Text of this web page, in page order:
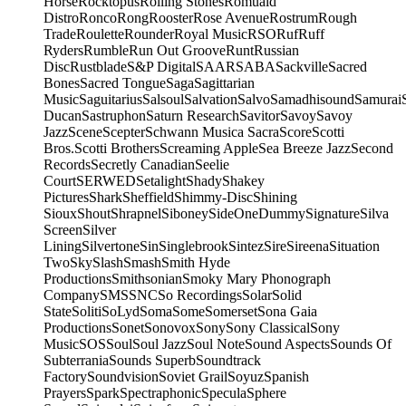
DistroRoncoRongRoosterRose AvenueRostrumRough
TradeRouletteRounderRoyal MusicRSORufRuff
RydersRumbleRun Out GrooveRuntRussian
DiscRustbladeS&P DigitalSAARSABASackvilleSacred
BonesSacred TongueSagaSagittarian
MusicSaguitariusSalsoulSalvationSalvoSamadhisoundSamurai
DucanSastruphonSaturn ResearchSavitorSavoySavoy
JazzSceneScepterSchwann Musica SacraScoreScotti
Bros.Scotti BrothersScreaming AppleSea Breeze JazzSecond
RecordsSecretly CanadianSeelie
CourtSERWEDSetalightShadyShakey
PicturesSharkSheffieldShimmy-DiscShining
SiouxShoutShrapnelSiboneySideOneDummySignatureSilva
ScreenSilver
LiningSilvertoneSinSinglebrookSintezSireSireenaSituation
TwoSkySlashSmashSmith Hyde
ProductionsSmithsonianSmoky Mary Phonograph
CompanySMSSNCSo RecordingsSolarSolid
StateSolitiSoLydSomaSomeSomersetSona Gaia
ProductionsSonetSonovoxSonySony ClassicalSony
MusicSOSSoulSoul JazzSoul NoteSound AspectsSounds Of
SubterraniaSounds SuperbSoundtrack
FactorySoundvisionSoviet GrailSoyuzSpanish
PrayersSparkSpectraphonicSpeculaSphere